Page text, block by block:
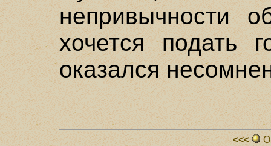
непривычности
хочется подать
оказался
<<<